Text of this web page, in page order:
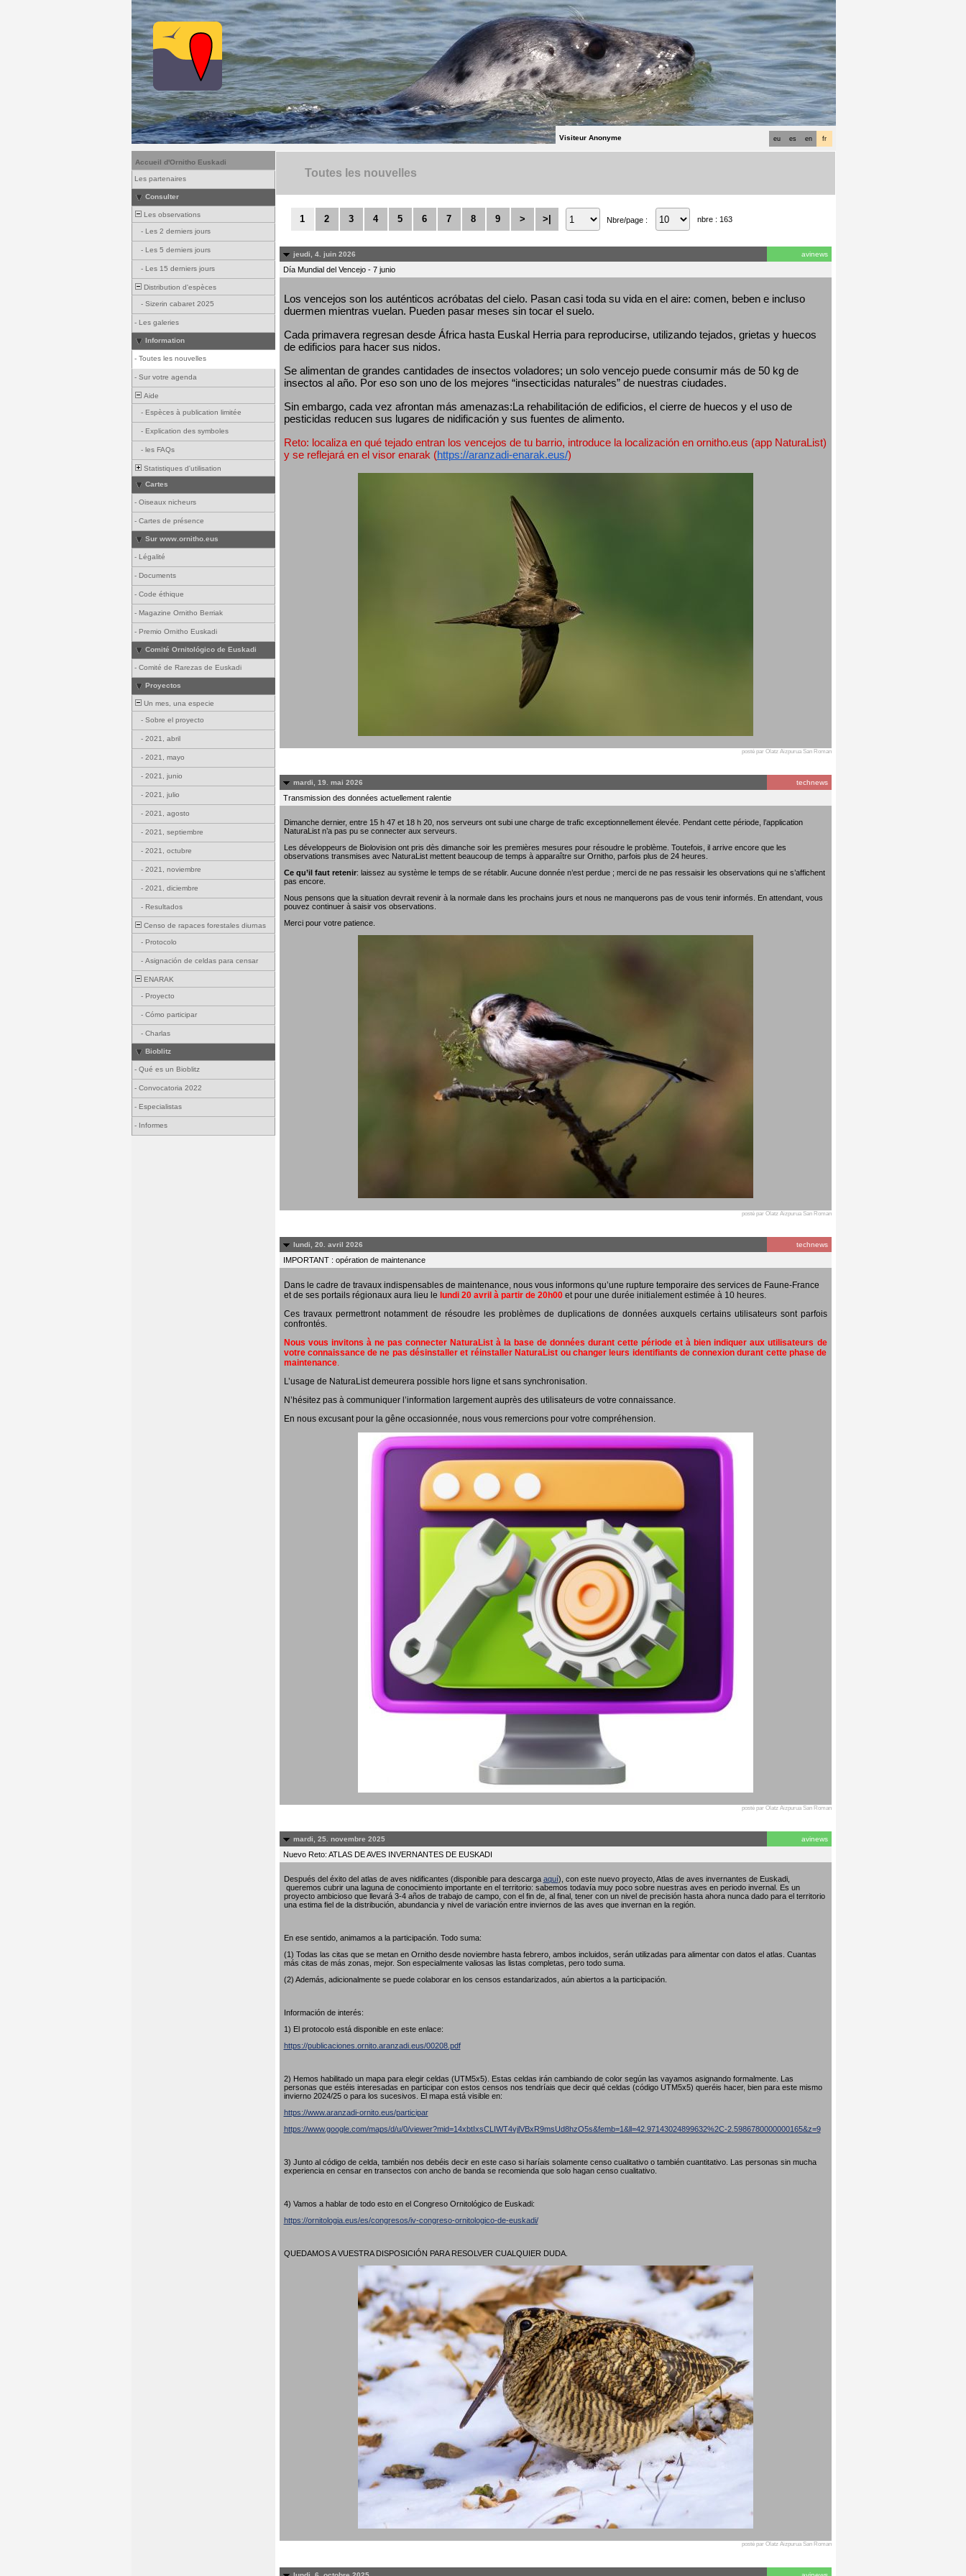
fr
en
es
eu
Visiteur Anonyme
Accueil d'Ornitho Euskadi
Les partenaires
Consulter
Les observations
- Les 2 derniers jours
- Les 5 derniers jours
- Les 15 derniers jours
Distribution d'espèces
- Sizerin cabaret 2025
- Les galeries
Information
- Toutes les nouvelles
- Sur votre agenda
Aide
- Espèces à publication limitée
- Explication des symboles
- les FAQs
Statistiques d'utilisation
Cartes
- Oiseaux nicheurs
- Cartes de présence
Sur www.ornitho.eus
- Légalité
- Documents
- Code éthique
- Magazine Ornitho Berriak
- Premio Ornitho Euskadi
Comité Ornitológico de Euskadi
- Comité de Rarezas de Euskadi
Proyectos
Un mes, una especie
- Sobre el proyecto
- 2021, abril
- 2021, mayo
- 2021, junio
- 2021, julio
- 2021, agosto
- 2021, septiembre
- 2021, octubre
- 2021, noviembre
- 2021, diciembre
- Resultados
Censo de rapaces forestales diurnas
- Protocolo
- Asignación de celdas para censar
ENARAK
- Proyecto
- Cómo participar
- Charlas
Bioblitz
- Qué es un Bioblitz
- Convocatoria 2022
- Especialistas
- Informes
Toutes les nouvelles
1 2 3 4 5 6 7 8 9 > >| Nbre/page : nbre : 163
jeudi, 4. juin 2026 avinews
Día Mundial del Vencejo - 7 junio
Los vencejos son los auténticos acróbatas del cielo. Pasan casi toda su vida en el aire: comen, beben e incluso
duermen mientras vuelan. Pueden pasar meses sin tocar el suelo.
Cada primavera regresan desde África hasta Euskal Herria para reproducirse, utilizando tejados, grietas y huecos
de edificios para hacer sus nidos.
Se alimentan de grandes cantidades de insectos voladores; un solo vencejo puede consumir más de 50 kg de
insectos al año. Por eso son uno de los mejores “insecticidas naturales” de nuestras ciudades.
Sin embargo, cada vez afrontan más amenazas:La rehabilitación de edificios, el cierre de huecos y el uso de
pesticidas reducen sus lugares de nidificación y sus fuentes de alimento.
Reto: localiza en qué tejado entran los vencejos de tu barrio, introduce la localización en ornitho.eus (app NaturaList)
y se reflejará en el visor enarak (https://aranzadi-enarak.eus/)
posté par Olatz Aizpurua San Roman
mardi, 19. mai 2026 technews
Transmission des données actuellement ralentie
Dimanche dernier, entre 15 h 47 et 18 h 20, nos serveurs ont subi une charge de trafic exceptionnellement élevée. Pendant cette période, l’application
NaturaList n’a pas pu se connecter aux serveurs.
Les développeurs de Biolovision ont pris dès dimanche soir les premières mesures pour résoudre le problème. Toutefois, il arrive encore que les
observations transmises avec NaturaList mettent beaucoup de temps à apparaître sur Ornitho, parfois plus de 24 heures.
Ce qu’il faut retenir: laissez au système le temps de se rétablir. Aucune donnée n’est perdue ; merci de ne pas ressaisir les observations qui ne s’affichent
pas encore.
Nous pensons que la situation devrait revenir à la normale dans les prochains jours et nous ne manquerons pas de vous tenir informés. En attendant, vous
pouvez continuer à saisir vos observations.
Merci pour votre patience.
posté par Olatz Aizpurua San Roman
lundi, 20. avril 2026 technews
IMPORTANT : opération de maintenance
Dans le cadre de travaux indispensables de maintenance, nous vous informons qu’une rupture temporaire des services de Faune-France
et de ses portails régionaux aura lieu le lundi 20 avril à partir de 20h00 et pour une durée initialement estimée à 10 heures.
Ces travaux permettront notamment de résoudre les problèmes de duplications de données auxquels certains utilisateurs sont parfois
confrontés.
Nous vous invitons à ne pas connecter NaturaList à la base de données durant cette période et à bien indiquer aux utilisateurs de
votre connaissance de ne pas désinstaller et réinstaller NaturaList ou changer leurs identifiants de connexion durant cette phase de
maintenance.
L’usage de NaturaList demeurera possible hors ligne et sans synchronisation.
N’hésitez pas à communiquer l’information largement auprès des utilisateurs de votre connaissance.
En nous excusant pour la gêne occasionnée, nous vous remercions pour votre compréhension.
posté par Olatz Aizpurua San Roman
mardi, 25. novembre 2025 avinews
Nuevo Reto: ATLAS DE AVES INVERNANTES DE EUSKADI
Después del éxito del atlas de aves nidificantes (disponible para descarga aquí), con este nuevo proyecto, Atlas de aves invernantes de Euskadi,
queremos cubrir una laguna de conocimiento importante en el territorio: sabemos todavía muy poco sobre nuestras aves en periodo invernal. Es un
proyecto ambicioso que llevará 3-4 años de trabajo de campo, con el fin de, al final, tener con un nivel de precisión hasta ahora nunca dado para el territorio
una estima fiel de la distribución, abundancia y nivel de variación entre inviernos de las aves que invernan en la región.
En ese sentido, animamos a la participación. Todo suma:
(1) Todas las citas que se metan en Ornitho desde noviembre hasta febrero, ambos incluidos, serán utilizadas para alimentar con datos el atlas. Cuantas
más citas de más zonas, mejor. Son especialmente valiosas las listas completas, pero todo suma.
(2) Además, adicionalmente se puede colaborar en los censos estandarizados, aún abiertos a la participación.
Información de interés:
1) El protocolo está disponible en este enlace:
https://publicaciones.ornito.aranzadi.eus/00208.pdf
2) Hemos habilitado un mapa para elegir celdas (UTM5x5). Estas celdas irán cambiando de color según las vayamos asignando formalmente. Las
personas que estéis interesadas en participar con estos censos nos tendríais que decir qué celdas (código UTM5x5) queréis hacer, bien para este mismo
invierno 2024/25 o para los sucesivos. El mapa está visible en:
https://www.aranzadi-ornito.eus/participar
https://www.google.com/maps/d/u/0/viewer?mid=14xbtIxsCLIWT4vjlVBxR9msUd8hzO5s&femb=1&ll=42.97143024899632%2C-2.5986780000000165&z=9
3) Junto al código de celda, también nos debéis decir en este caso si haríais solamente censo cualitativo o también cuantitativo. Las personas sin mucha
experiencia en censar en transectos con ancho de banda se recomienda que solo hagan censo cualitativo.
4) Vamos a hablar de todo esto en el Congreso Ornitológico de Euskadi:
https://ornitologia.eus/es/congresos/iv-congreso-ornitologico-de-euskadi/
QUEDAMOS A VUESTRA DISPOSICIÓN PARA RESOLVER CUALQUIER DUDA.
posté par Olatz Aizpurua San Roman